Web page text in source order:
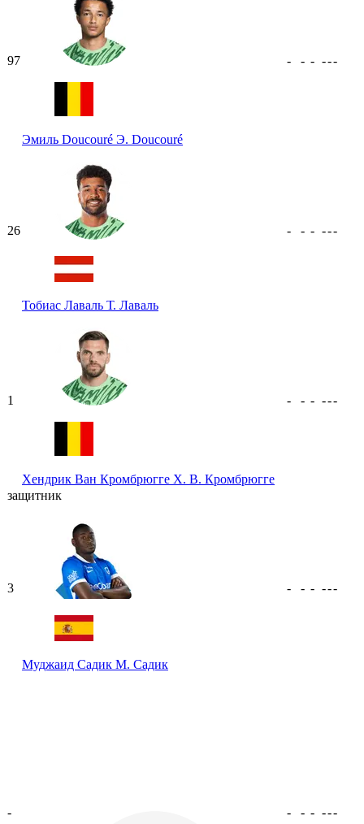
97
Эмиль Doucouré Э. Doucouré
- - - ---
26
Тобиас Лаваль Т. Лаваль
- - - ---
1
Хендрик Ван Кромбрюгге Х. В. Кромбрюгге
- - - ---
защитник
3
Муджаид Садик М. Садик
- - - ---
- - - - ---